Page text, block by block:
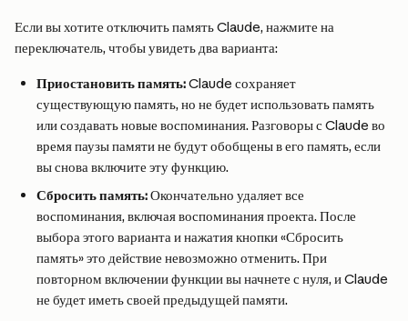
Если вы хотите отключить память Claude, нажмите на
переключатель, чтобы увидеть два варианта:
Приостановить память: Claude сохраняет
существующую память, но не будет использовать память
или создавать новые воспоминания. Разговоры с Claude во
время паузы памяти не будут обобщены в его память, если
вы снова включите эту функцию.
Сбросить память: Окончательно удаляет все
воспоминания, включая воспоминания проекта. После
выбора этого варианта и нажатия кнопки «Сбросить
память» это действие невозможно отменить. При
повторном включении функции вы начнете с нуля, и Claude
не будет иметь своей предыдущей памяти.